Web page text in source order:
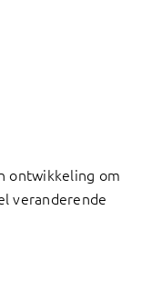
ontwikkeling om
veranderende